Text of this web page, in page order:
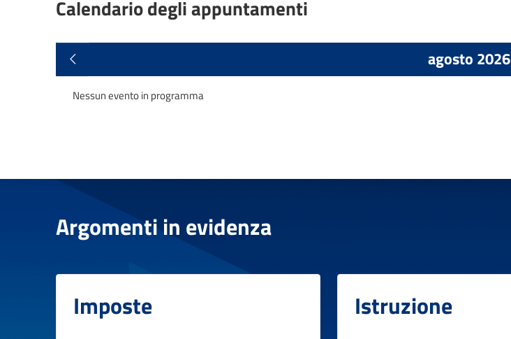
Calendario degli appuntamenti
agosto 2026
Nessun evento in programma
Argomenti in evidenza
Imposte Istruzione